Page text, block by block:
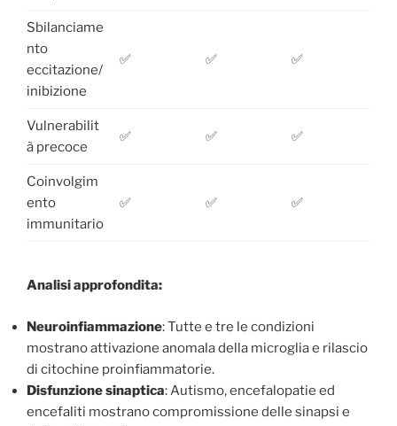
Sbilanciame
nto
eccitazione/
inibizione
✅ ✅ ✅
Vulnerabilit
à precoce
✅ ✅ ✅
Coinvolgim
ento
immunitario
✅ ✅ ✅
Analisi approfondita:
Neuroinfiammazione: Tutte e tre le condizioni
mostrano attivazione anomala della microglia e rilascio
di citochine proinfiammatorie.
Disfunzione sinaptica: Autismo, encefalopatie ed
encefaliti mostrano compromissione delle sinapsi e